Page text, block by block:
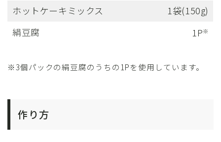
ホットケーキミックス
1袋(150g)
絹豆腐
1P※
※3個パックの絹豆腐のうちの1Pを使用しています。
作り方